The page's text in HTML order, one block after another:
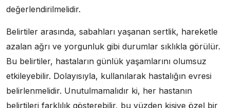
değerlendirilmelidir.
Belirtiler arasında, sabahları yaşanan sertlik, hareketle
azalan ağrı ve yorgunluk gibi durumlar sıklıkla görülür.
Bu belirtiler, hastaların günlük yaşamlarını olumsuz
etkileyebilir. Dolayısıyla, kullanılarak hastalığın evresi
belirlenmelidir. Unutulmamalıdır ki, her hastanın
belirtileri farklılık gösterebilir, bu yüzden kişiye özel bir